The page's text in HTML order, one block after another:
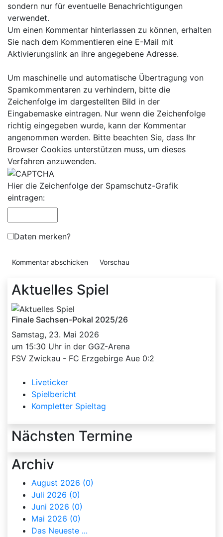
sondern nur für eventuelle Benachrichtigungen
verwendet.
Um einen Kommentar hinterlassen zu können, erhalten
Sie nach dem Kommentieren eine E-Mail mit
Aktivierungslink an ihre angegebene Adresse.
Um maschinelle und automatische Übertragung von
Spamkommentaren zu verhindern, bitte die
Zeichenfolge im dargestellten Bild in der
Eingabemaske eintragen. Nur wenn die Zeichenfolge
richtig eingegeben wurde, kann der Kommentar
angenommen werden. Bitte beachten Sie, dass Ihr
Browser Cookies unterstützen muss, um dieses
Verfahren anzuwenden.
Hier die Zeichenfolge der Spamschutz-Grafik
eintragen:
Daten merken?
Aktuelles Spiel
Finale Sachsen-Pokal 2025/26
Samstag, 23. Mai 2026
um 15:30 Uhr in der GGZ-Arena
FSV Zwickau - FC Erzgebirge Aue 0:2
Liveticker
Spielbericht
Kompletter Spieltag
Nächsten Termine
Archiv
August 2026 (0)
Juli 2026 (0)
Juni 2026 (0)
Mai 2026 (0)
Das Neueste ...